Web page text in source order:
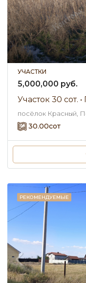
УЧАСТКИ
5,000,000 руб.
посёлок Красный,
30.00сот
РЕКОМЕНДУЕМЫЕ